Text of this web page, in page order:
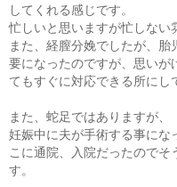
してくれる感じです。
忙しいと思いますが忙しない
また、経膣分娩でしたが、
要になったのですが、思いが
てもすぐに対応できる所にし
また、蛇足ではありますが、
妊娠中に夫が手術する事にな
こに通院、入院だったので
す。